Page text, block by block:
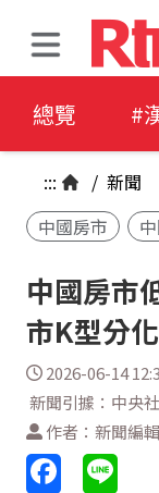
總覽 #
::: / 新聞
中國房市
中國房市
市K型分化
2026-06-14
新聞引據：中央社
作者：新聞編輯